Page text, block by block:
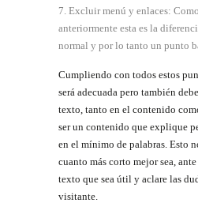
Excluir menú y enlaces:
anteriormente esta es la
normal y por lo tanto un punto
Cumpliendo con todos estos
será adecuada pero también
texto, tanto en el contenido
ser un contenido que explique
en el mínimo de palabras. Esto
cuanto más corto mejor sea,
texto que sea útil y aclare las
visitante.